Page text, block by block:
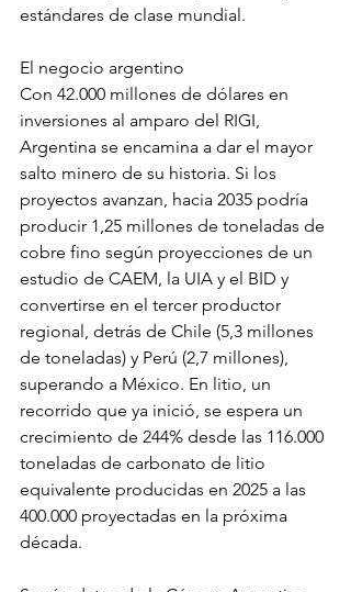
estándares de clase mundial.
El negocio argentino
Con 42.000 millones de dólares en
inversiones al amparo del RIGI,
Argentina se encamina a dar el mayor
salto minero de su historia. Si los
proyectos avanzan, hacia 2035 podría
producir 1,25 millones de toneladas de
cobre fino según proyecciones de un
estudio de CAEM, la UIA y el BID y
convertirse en el tercer productor
regional, detrás de Chile (5,3 millones
de toneladas) y Perú (2,7 millones),
superando a México. En litio, un
recorrido que ya inició, se espera un
crecimiento de 244% desde las 116.000
toneladas de carbonato de litio
equivalente producidas en 2025 a las
400.000 proyectadas en la próxima
década.